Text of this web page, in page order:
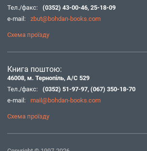
Тел./факс:
(0352) 43-00-46, 25-18-09
e-mail:
zbut@bohdan-books.com
Схема проїзду
Книга поштою:
46008, м. Тернопіль, А/С 529
Тел./факс:
(0352) 51-97-97, (067) 350-18-70
e-mail:
mail@bohdan-books.com
Схема проїзду